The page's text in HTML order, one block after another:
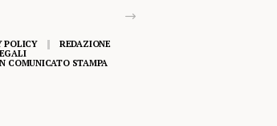
POLICY
REDAZIONE
COMUNICATO STAMPA